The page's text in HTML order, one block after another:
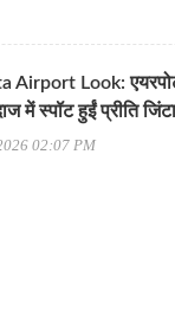
Airport Look:
में स्पॉट हुईं प्रीति जिंटा
02:07 PM